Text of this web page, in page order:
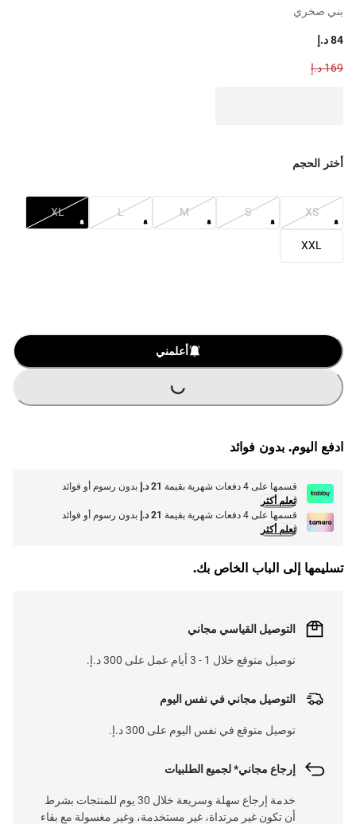
بني صخري
84 د.إ
169 د.إ
أختر الحجم
XS
S
M
L
XL
XXL
أعلمني
LOADING...
ادفع اليوم. بدون فوائد
قسمها على 4 دفعات شهرية بقيمة 21 د.إ
بدون رسوم أو فوائد
تعلم أكثر
قسمها على 4 دفعات شهرية بقيمة
21 د.إ
بدون رسوم أو فوائد
تعلم أكثر
تسليمها إلى الباب الخاص بك.
التوصيل القياسي مجاني
توصيل متوقع خلال 1 - 3 أيام عمل على 300 د.إ.
التوصيل مجاني في نفس اليوم
توصيل متوقع في نفس اليوم على 300 د.إ.
إرجاع مجاني* لجميع الطلبيات
خدمة إرجاع سهلة وسريعة خلال 30 يوم للمنتجات بشرط
أن تكون غير مرتداة، غير مستخدمة، وغير مغسولة مع بقاء